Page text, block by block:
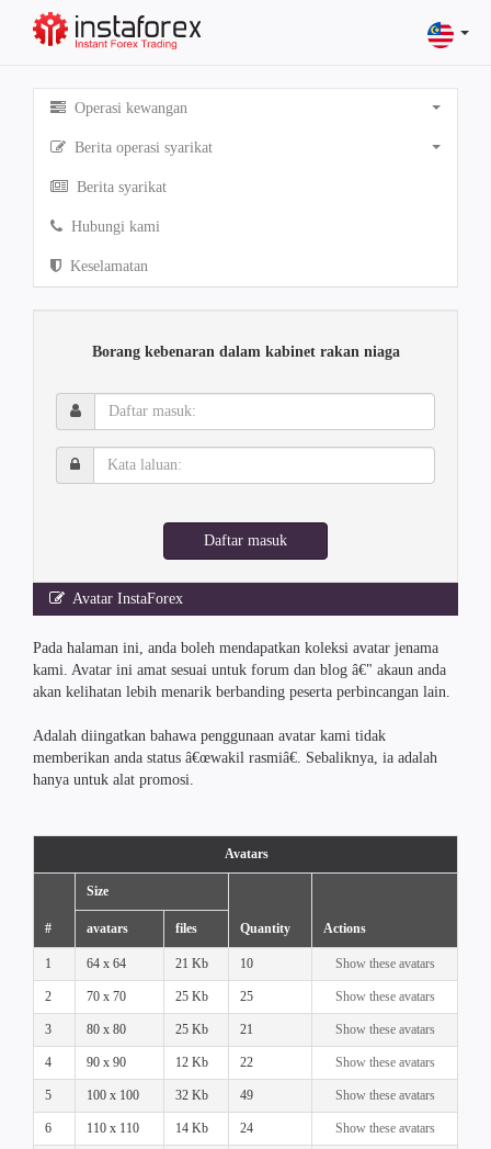
Operasi kewangan
Berita operasi syarikat
Berita syarikat
Hubungi kami
Keselamatan
Borang kebenaran dalam kabinet rakan niaga
Daftar
masuk:
Kata
laluan:
Daftar masuk
Avatar InstaForex
Pada halaman ini, anda boleh mendapatkan koleksi avatar jenama
kami. Avatar ini amat sesuai untuk forum dan blog â€" akaun anda
akan kelihatan lebih menarik berbanding peserta perbincangan lain.
Adalah diingatkan bahawa penggunaan avatar kami tidak
memberikan anda status â€œwakil rasmiâ€. Sebaliknya, ia adalah
hanya untuk alat promosi.
Avatars
#
Size
Quantity Actions
avatars files
1 64 x 64 21 Kb 10 Show these avatars
2 70 x 70 25 Kb 25 Show these avatars
3 80 x 80 25 Kb 21 Show these avatars
4 90 x 90 12 Kb 22 Show these avatars
5 100 x 100 32 Kb 49 Show these avatars
6 110 x 110 14 Kb 24 Show these avatars